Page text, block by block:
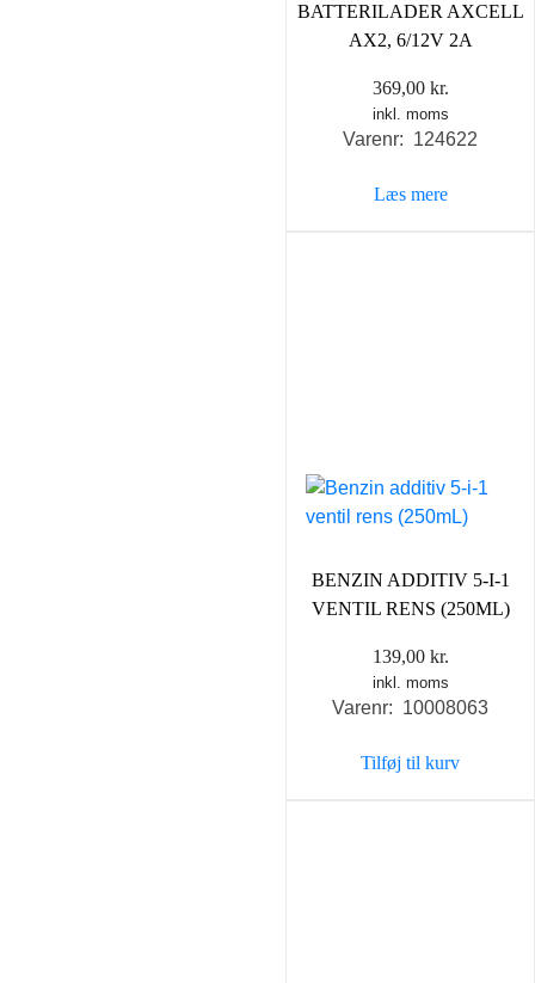
BATTERILADER AXCELL
AX2, 6/12V 2A
369,00 kr.
inkl. moms
Varenr: 124622
Læs mere
BENZIN ADDITIV 5-I-1
VENTIL RENS (250ML)
139,00 kr.
inkl. moms
Varenr: 10008063
Tilføj til kurv